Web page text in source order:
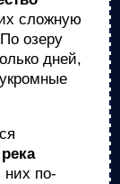
сложную
озеру
дней,
река
по-